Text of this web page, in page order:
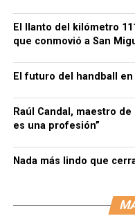
El llanto del kilómetro
que conmovió a San
El futuro del handball
Raúl Candal, maestro
es una profesión”
Nada más lindo que